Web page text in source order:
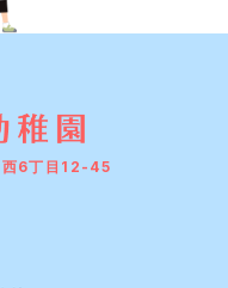
6丁目12-45